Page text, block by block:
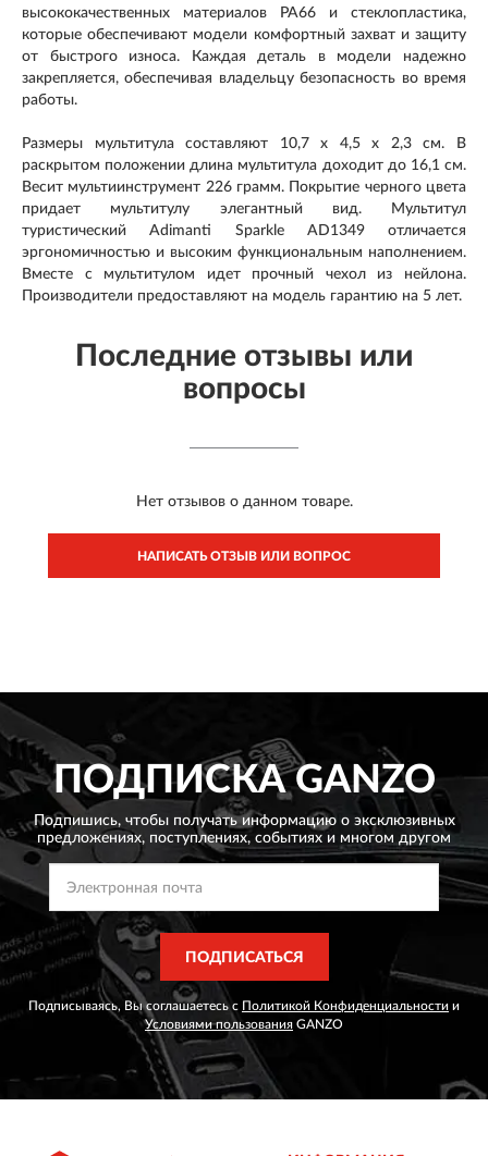
высококачественных материалов PA66 и стеклопластика,
которые обеспечивают модели комфортный захват и защиту
от быстрого износа. Каждая деталь в модели надежно
закрепляется, обеспечивая владельцу безопасность во время
работы.
Размеры мультитула составляют 10,7 x 4,5 x 2,3 см. В
раскрытом положении длина мультитула доходит до 16,1 см.
Весит мультиинструмент 226 грамм. Покрытие черного цвета
придает мультитулу элегантный вид. Мультитул
туристический Adimanti Sparkle AD1349 отличается
эргономичностью и высоким функциональным наполнением.
Вместе с мультитулом идет прочный чехол из нейлона.
Производители предоставляют на модель гарантию на 5 лет.
Последние отзывы или
вопросы
Нет отзывов о данном товаре.
НАПИСАТЬ ОТЗЫВ ИЛИ ВОПРОС
ПОДПИСКАGANZO
Подпишись, чтобы получать информацию о эксклюзивных
предложениях, поступлениях, событиях и многом другом
ПОДПИСАТЬСЯ
Подписываясь, Вы соглашаетесь с Политикой Конфиденциальности и
Условиями пользования GANZO